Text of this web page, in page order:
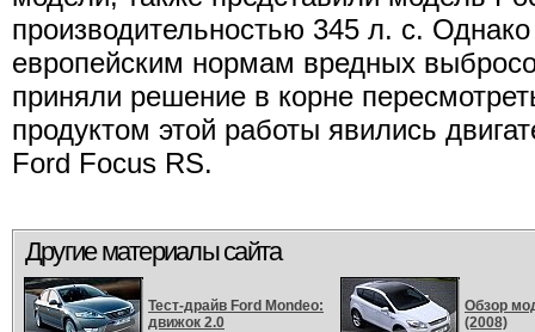
производительностью 345 л. с. Однако
европейским нормам вредных
приняли решение в корне
продуктом этой работы явились
Ford Focus RS.
Другие материалы сайта
Тест-драйв Ford Mondeo:
движок 2.0
Обзор
(2008)